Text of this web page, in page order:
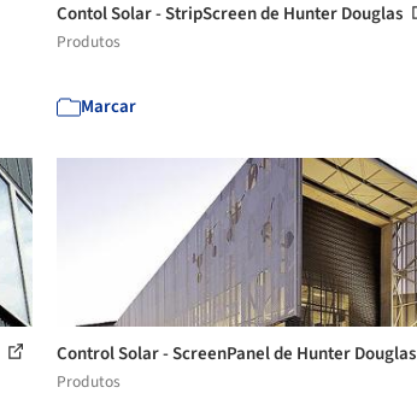
Contol Solar - StripScreen de Hunter Douglas
Produtos
Marcar
Control Solar - ScreenPanel de Hunter Douglas
Produtos